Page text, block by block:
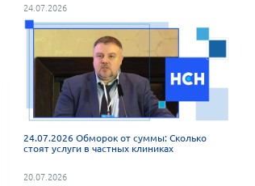
24.07.2026
24.07.2026 Обморок от суммы: Сколько
стоят услуги в частных клиниках
20.07.2026